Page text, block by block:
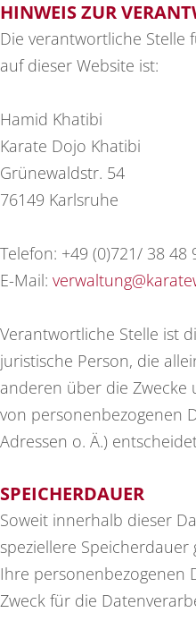
HINWEIS ZUR
Die verantwortliche Stelle
auf dieser Website ist:
Hamid Khatibi
Karate Dojo Khatibi
Grünewaldstr. 54
76149 Karlsruhe
Telefon: +49 (0)721/ 38 48
E-Mail:
Verantwortliche Stelle ist
juristische Person, die
anderen über die
von personenbezogenen
Adressen o. Ä.)
SPEICHERDAUER
Soweit innerhalb dieser
speziellere
Ihre personenbezogenen
Zweck für die